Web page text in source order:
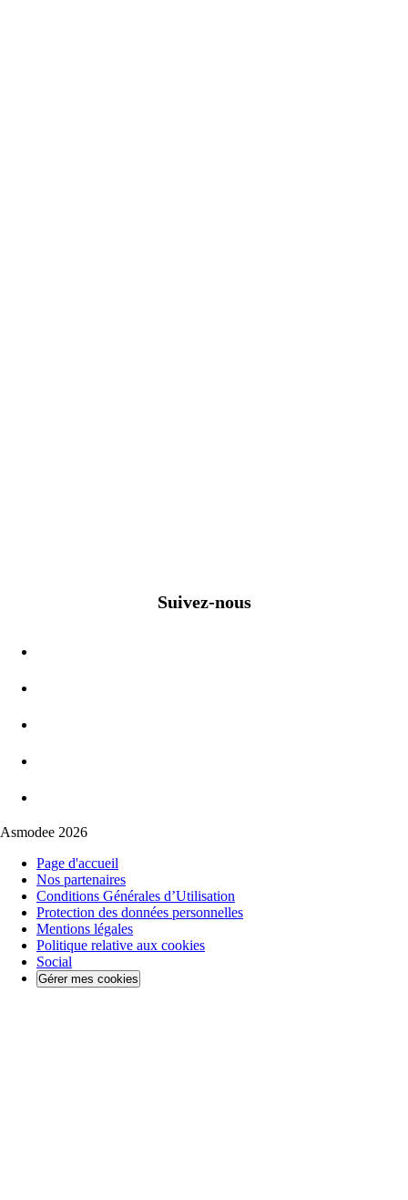
Suivez-nous
Asmodee 2026
Page d'accueil
Nos partenaires
Conditions Générales d’Utilisation
Protection des données personnelles
Mentions légales
Politique relative aux cookies
Social
Gérer mes cookies